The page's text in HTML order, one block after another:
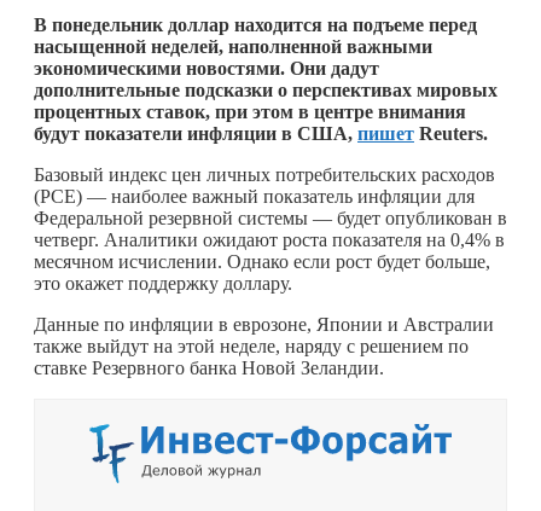
В понедельник доллар находится на подъеме перед
насыщенной неделей, наполненной важными
экономическими новостями. Они дадут
дополнительные подсказки о перспективах мировых
процентных ставок, при этом в центре внимания
будут показатели инфляции в США, пишет Reuters.
Базовый индекс цен личных потребительских расходов
(PCE) — наиболее важный показатель инфляции для
Федеральной резервной системы — будет опубликован в
четверг. Аналитики ожидают роста показателя на 0,4% в
месячном исчислении. Однако если рост будет больше,
это окажет поддержку доллару.
Данные по инфляции в еврозоне, Японии и Австралии
также выйдут на этой неделе, наряду с решением по
ставке Резервного банка Новой Зеландии.